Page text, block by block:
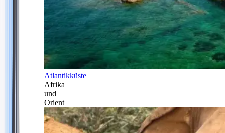
Atlantikküste
Afrika
und
Orient